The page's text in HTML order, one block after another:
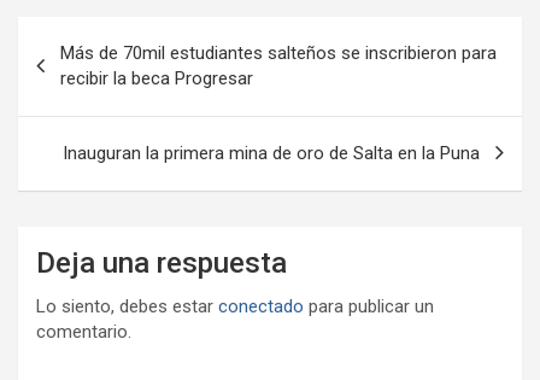
k
p
ail
tir
de
entradas
Más de 70mil estudiantes salteños se inscribieron para
recibir la beca Progresar
Inauguran la primera mina de oro de Salta en la Puna
Deja una respuesta
Lo siento, debes estar conectado para publicar un
comentario.